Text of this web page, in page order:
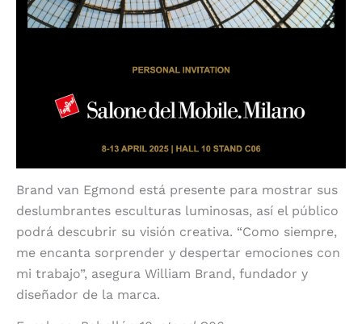
Brand van Egmond está presente para mostrar sus
deslumbrantes esculturas luminosas, así el público
podrá descubrir su visión creativa. “Como siempre,
me encanta sorprender y despertar emociones con
mi trabajo”, asegura William Brand, fundador y
diseñador de la marca.